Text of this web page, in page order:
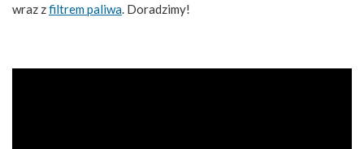
wraz zfiltrem paliwa. Doradzimy!